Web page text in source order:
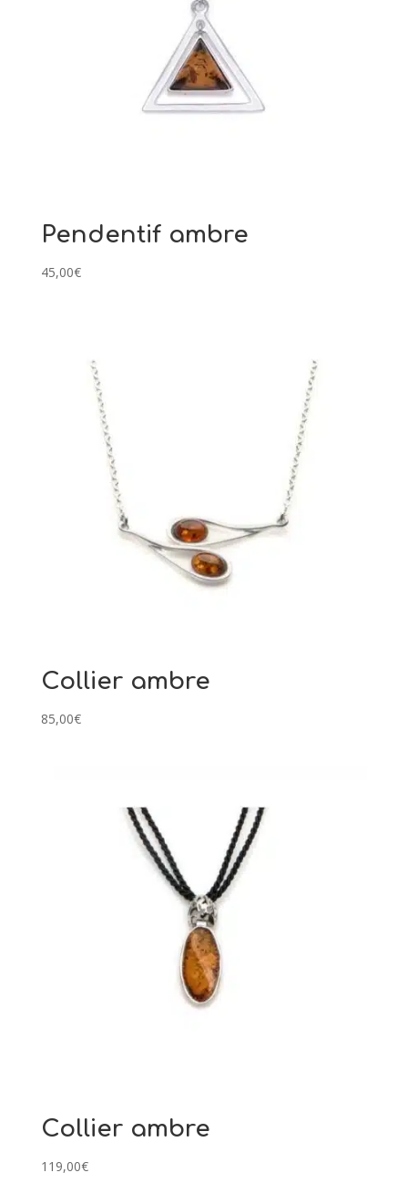
Pendentif ambre
45,00€
Collier ambre
85,00€
Collier ambre
119,00€